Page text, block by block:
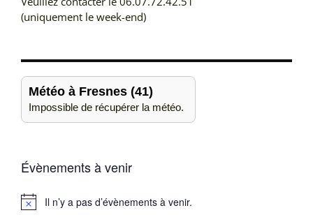
(uniquement le week-end)
Météo à Fresnes (41)
Impossible de récupérer la météo.
Évènements à venir
NoticeIl n’y a pas d’évènements à venir.